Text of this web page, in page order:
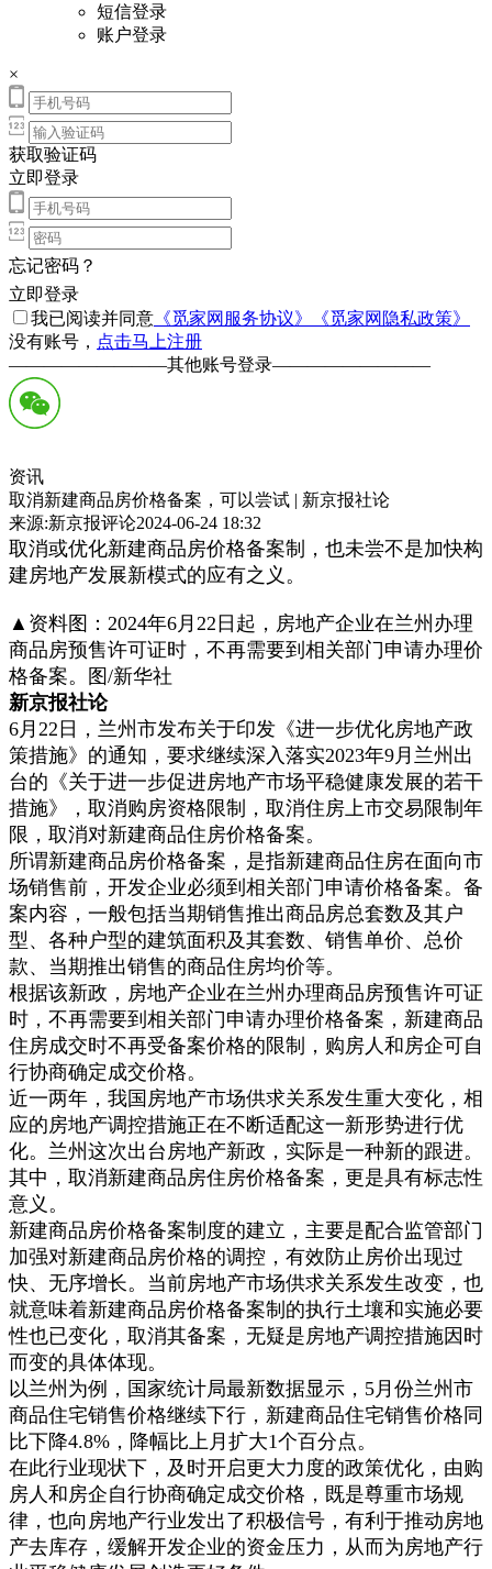
短信登录
账户登录
×
获取验证码
立即登录
忘记密码？
立即登录
我已阅读并同意 《觅家网服务协议》
《觅家网隐私政策》
没有账号， 点击马上注册
—————————其他账号登录—————————
资讯
取消新建商品房价格备案，可以尝试 | 新京报社论
来源:新京报评论2024-06-24 18:32
取消或优化新建商品房价格备案制，也未尝不是加快构
建房地产发展新模式的应有之义。
▲资料图： 2024年6月22日起，房地产企业在兰州办理
商品房预售许可证时，不再需要到相关部门申请办理价
格备案。 图/新华社
新京报社论
6月22日，兰州市发布关于印发《进一步优化房地产政
策措施》的通知，要求继续深入落实2023年9月兰州出
台的《关于进一步促进房地产市场平稳健康发展的若干
措施》，取消购房资格限制，取消住房上市交易限制年
限，取消对新建商品住房价格备案。
所谓新建商品房价格备案，是指新建商品住房在面向市
场销售前，开发企业必须到相关部门申请价格备案。备
案内容，一般包括当期销售推出商品房总套数及其户
型、各种户型的建筑面积及其套数、销售单价、总价
款、当期推出销售的商品住房均价等。
根据该新政，房地产企业在兰州办理商品房预售许可证
时，不再需要到相关部门申请办理价格备案，新建商品
住房成交时不再受备案价格的限制，购房人和房企可自
行协商确定成交价格。
近一两年，我国房地产市场供求关系发生重大变化，相
应的房地产调控措施正在不断适配这一新形势进行优
化。兰州这次出台房地产新政，实际是一种新的跟进。
其中，取消新建商品房住房价格备案，更是具有标志性
意义。
新建商品房价格备案制度的建立，主要是配合监管部门
加强对新建商品房价格的调控，有效防止房价出现过
快、无序增长。当前房地产市场供求关系发生改变，也
就意味着新建商品房价格备案制的执行土壤和实施必要
性也已变化，取消其备案，无疑是房地产调控措施因时
而变的具体体现。
以兰州为例，国家统计局最新数据显示，5月份兰州市
商品住宅销售价格继续下行，新建商品住宅销售价格同
比下降4.8%，降幅比上月扩大1个百分点。
在此行业现状下，及时开启更大力度的政策优化，由购
房人和房企自行协商确定成交价格，既是尊重市场规
律，也向房地产行业发出了积极信号，有利于推动房地
产去库存，缓解开发企业的资金压力，从而为房地产行